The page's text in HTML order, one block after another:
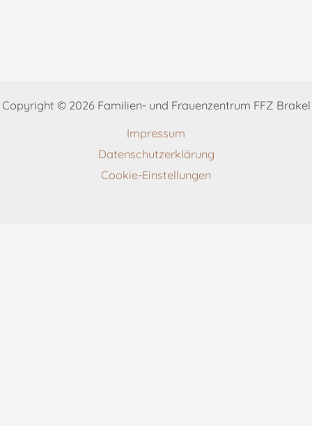
Copyright © 2026 Familien- und Frauenzentrum FFZ Brakel
Impressum
Datenschutzerklärung
Cookie-Einstellungen